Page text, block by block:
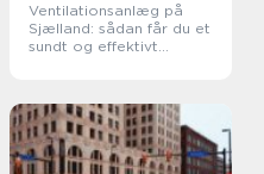
Ventilationsanlæg på
Sjælland: sådan får du et
sundt og effektivt